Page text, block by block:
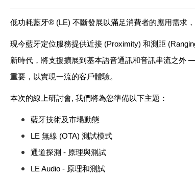
低功耗藍牙® (LE) 不斷發展以滿足消費者的應用需求
現今藍牙定位服務提供近接 (Proximity) 和測距
新時代，將支援擴展到基本語音通訊和音訊串流之外
重要，以實現一流的客戶體驗。
本次的線上研討會, 我們將為您準備以下主題 ：
藍牙技術及市場動態
LE 無線 (OTA) 測試模式
通道探測 - 原理與測試
LE Audio - 原理和測試